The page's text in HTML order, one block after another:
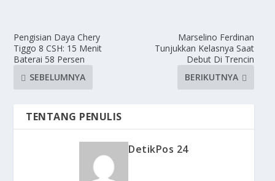
Pengisian Daya Chery
Tiggo 8 CSH: 15 Menit
Baterai 58 Persen
SEBELUMNYA
Marselino Ferdinan
Tunjukkan Kelasnya Saat
Debut Di Trencin
BERIKUTNYA
TENTANG PENULIS
DetikPos 24